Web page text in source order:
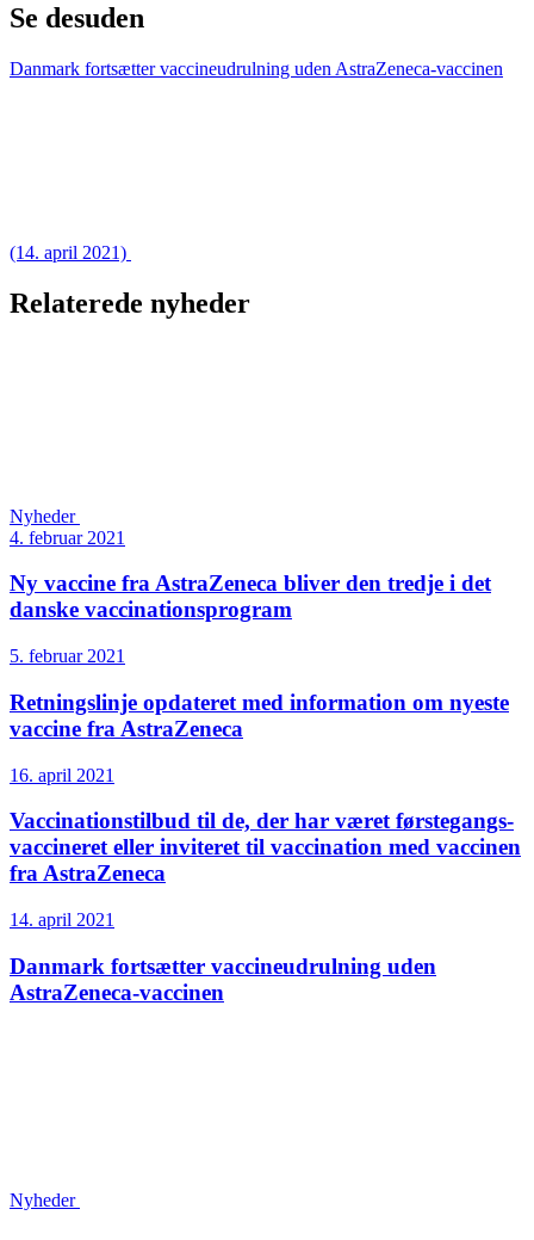
Se desuden
Danmark fortsætter vaccineudrulning uden AstraZeneca-vaccinen
(14. april 2021)
Relaterede nyheder
Nyheder
4. februar 2021
Ny vaccine fra AstraZeneca bliver den tredje i det
danske vaccinationsprogram
5. februar 2021
Retningslinje opdateret med information om nyeste
vaccine fra AstraZeneca
16. april 2021
Vaccinations­tilbud til de, der har været førstegangs­
vaccineret eller inviteret til vaccination med vaccinen
fra AstraZeneca
14. april 2021
Danmark fortsætter vaccineudrulning uden
AstraZeneca-vaccinen
Nyheder